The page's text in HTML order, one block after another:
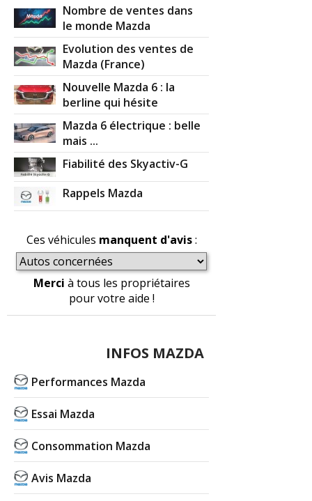
Nombre de ventes dans
le monde Mazda
Evolution des ventes de
Mazda (France)
Nouvelle Mazda 6 : la
berline qui hésite
Mazda 6 électrique : belle
mais ...
Fiabilité des Skyactiv-G
Rappels Mazda
Ces véhicules manquent d'avis:
Merci à tous les propriétaires
pour votre aide !
INFOS MAZDA
Performances Mazda
Essai Mazda
Consommation Mazda
Avis Mazda